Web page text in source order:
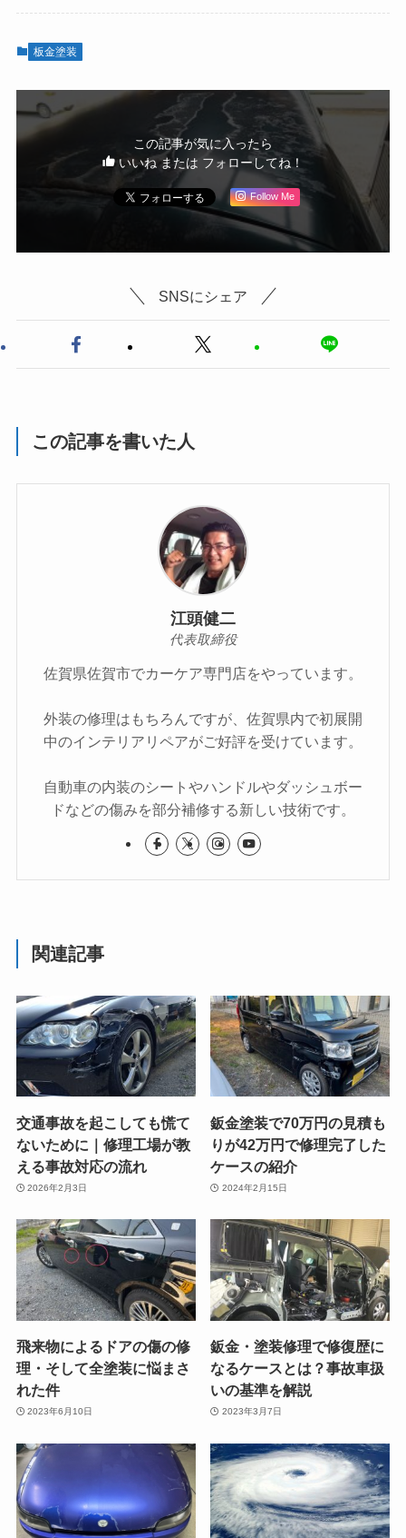
板金塗装
この記事が気に入ったら
いいね または フォローしてね！
Follow Me
SNSにシェア
この記事を書いた人
江頭健二
代表取締役
佐賀県佐賀市でカーケア専門店をやっています。
外装の修理はもちろんですが、佐賀県内で初展開
中のインテリアリペアがご好評を受けています。
自動車の内装のシートやハンドルやダッシュボー
ドなどの傷みを部分補修する新しい技術です。
関連記事
交通事故を起こしても慌て
ないために｜修理工場が教
える事故対応の流れ
2026年2月3日
鈑金塗装で70万円の見積も
りが42万円で修理完了した
ケースの紹介
2024年2月15日
飛来物によるドアの傷の修
理・そして全塗装に悩まさ
れた件
2023年6月10日
鈑金・塗装修理で修復歴に
なるケースとは？事故車扱
いの基準を解説
2023年3月7日